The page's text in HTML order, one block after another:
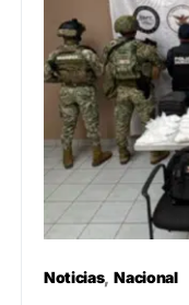
Noticias Nacional